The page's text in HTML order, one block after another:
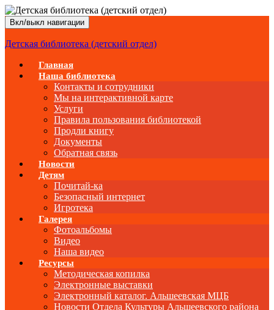
Вкл/выкл навигации
Детская библиотека (детский отдел)
Главная
Наша библиотека
Контакты и сотрудники
Мы на интерактивной карте
Услуги
Правила пользования библиотекой
Продли книгу
Документы
Обратная связь
Новости
Детям
Почитай-ка
Безопасный интернет
Игротека
Галерея
Фотоальбомы
Видео
Наша видео
Ресурсы
Методическая копилка
Электронные выставки
Электронный каталог. Альшеевская МЦБ
Новости Отдела Культуры Альшеевского района